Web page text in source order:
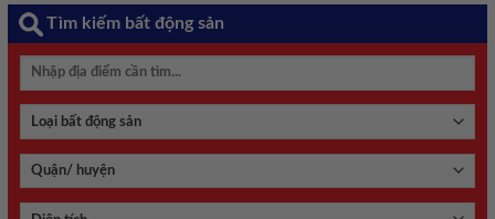
Tìm kiếm bất động sản